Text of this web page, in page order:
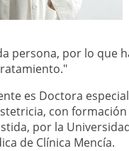
persona, por lo que
es Doctora
con formación
por la
de Clínica Mencía.